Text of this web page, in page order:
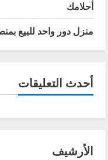
أحلامك
منزل دور واحد للبيع
أحدث التعليقات
الأرشيف